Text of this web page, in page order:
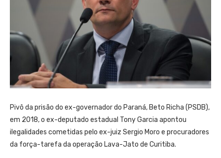
Pivô da prisão do ex-governador do Paraná, Beto Richa (PSDB),
em 2018, o ex-deputado estadual Tony Garcia apontou
ilegalidades cometidas pelo ex-juiz Sergio Moro e procuradores
da força-tarefa da operação Lava-Jato de Curitiba.